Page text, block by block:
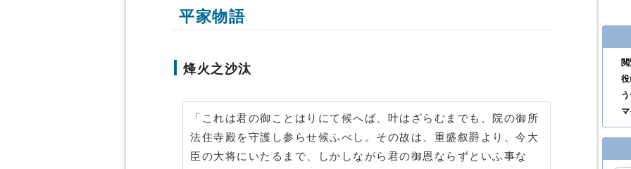
平家物語
烽火之沙汰
「これは君の御ことはりにて候へば、叶はざらむまでも、院の御所
法住寺殿を守護し参らせ候ふべし。その故は、重盛叙爵より、今大
臣の大将にいたるまで、しかしながら君の御恩ならずといふ事な